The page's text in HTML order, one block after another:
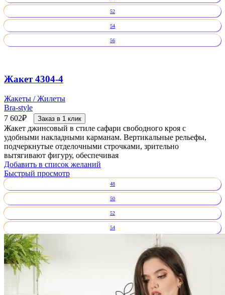
52
54
56
Жакет 4304-4
Жакеты / Жилеты
Bra-style
7 602₽ Заказ в 1 клик
Жакет джинсовый в стиле сафари свободного кроя с
удобными накладными карманам. Вертикальные рельефы,
подчеркнутые отделочными строчками, зрительно
вытягивают фигуру, обеспечивая
Добавить в список желаний
Быстрый просмотр
48
50
52
54